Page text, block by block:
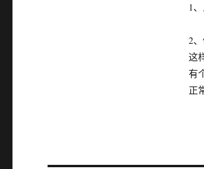
1
2
这
有
正